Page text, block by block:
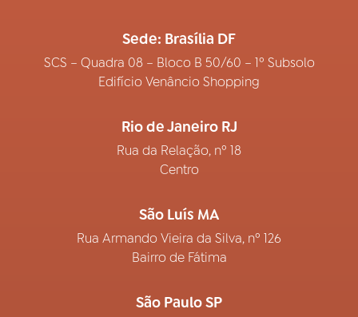
Sede: Brasília DF
SCS – Quadra 08 – Bloco B 50/60 – 1º Subsolo
Edifício Venâncio Shopping
Rio de Janeiro RJ
Rua da Relação, nº 18
Centro
São Luís MA
Rua Armando Vieira da Silva, nº 126
Bairro de Fátima
São Paulo SP